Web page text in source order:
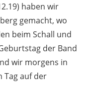
haben wir
gemacht, wo
beim Schall und
der Band
wir morgens in
Tag auf der